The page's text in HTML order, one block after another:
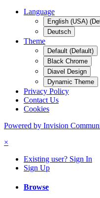
Language
English (USA)
Deutsch
Theme
Default (Default)
Black Chrome
Diavel Design
Dynamic Theme
Privacy Policy
Contact Us
Cookies
Powered by Invision
×
Existing user? Sign In
Sign Up
Browse